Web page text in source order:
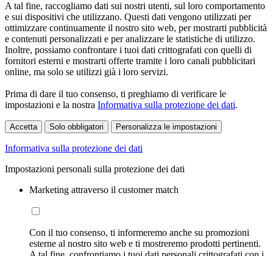
A tal fine, raccogliamo dati sui nostri utenti, sul loro comportamento
e sui dispositivi che utilizzano. Questi dati vengono utilizzati per
ottimizzare continuamente il nostro sito web, per mostrarti pubblicità
e contenuti personalizzati e per analizzare le statistiche di utilizzo.
Inoltre, possiamo confrontare i tuoi dati crittografati con quelli di
fornitori esterni e mostrarti offerte tramite i loro canali pubblicitari
online, ma solo se utilizzi già i loro servizi.
Prima di dare il tuo consenso, ti preghiamo di verificare le
impostazioni e la nostra Informativa sulla protezione dei dati.
Accetta Solo obbligatori Personalizza le impostazioni
Informativa sulla protezione dei dati
Impostazioni personali sulla protezione dei dati
Marketing attraverso il customer match
Con il tuo consenso, ti informeremo anche su promozioni
esterne al nostro sito web e ti mostreremo prodotti pertinenti.